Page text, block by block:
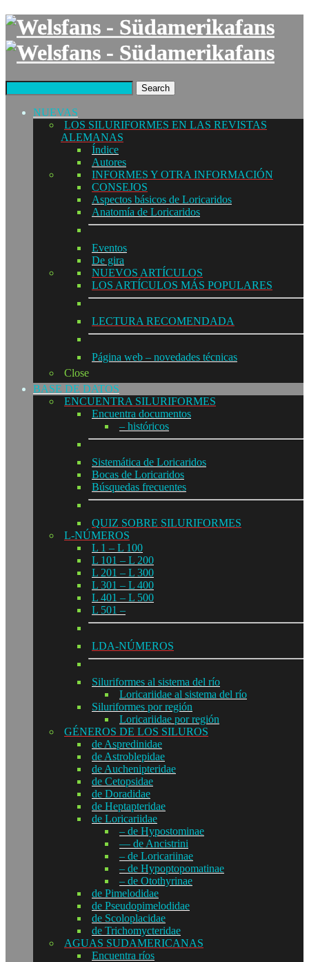
Search
NUEVAS
LOS SILURIFORMES EN LAS REVISTAS
ALEMANAS
Índice
Autores
INFORMES Y OTRA INFORMACIÓN
CONSEJOS
Aspectos básicos de Loricaridos
Anatomía de Loricaridos
Eventos
De gira
NUEVOS ARTÍCULOS
LOS ARTÍCULOS MÁS POPULARES
LECTURA RECOMENDADA
Página web – novedades técnicas
Close
BASE DE DATOS
ENCUENTRA SILURIFORMES
Encuentra documentos
– históricos
Sistemática de Loricaridos
Bocas de Loricaridos
Búsquedas frecuentes
QUIZ SOBRE SILURIFORMES
L-NÚMEROS
L 1 – L 100
L 101 – L 200
L 201 – L 300
L 301 – L 400
L 401 – L 500
L 501 –
LDA-NÚMEROS
Siluriformes al sistema del río
Loricariidae al sistema del río
Siluriformes por región
Loricariidae por región
GÉNEROS DE LOS SILUROS
de Aspredinidae
de Astroblepidae
de Auchenipteridae
de Cetopsidae
de Doradidae
de Heptapteridae
de Loricariidae
– de Hypostominae
— de Ancistrini
– de Loricariinae
– de Hypoptopomatinae
– de Otothyrinae
de Pimelodidae
de Pseudopimelodidae
de Scoloplacidae
de Trichomycteridae
AGUAS SUDAMERICANAS
Encuentra ríos